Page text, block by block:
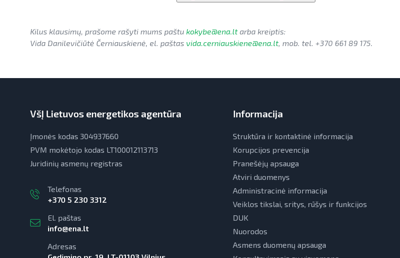
Kilus klausimų, prašome rašyti mums paštu kokybe@ena.lt arba kreiptis:
Vida Danilevičiūtė Černiauskienė, el. paštas vida.cerniauskiene@ena.lt, mob. tel. +370 661 89 175.
VšĮ Lietuvos energetikos agentūra
Įmonės kodas 304937660
PVM mokėtojo kodas LT100012113713
Juridinių asmenų registras
Telefonas
+370 5 230 3312
El. paštas
info@ena.lt
Adresas
Informacija
Struktūra ir kontaktinė informacija
Korupcijos prevencija
Pranešėjų apsauga
Atviri duomenys
Administracinė informacija
Veiklos tikslai, sritys, rūšys ir funkcijos
DUK
Nuorodos
Asmens duomenų apsauga